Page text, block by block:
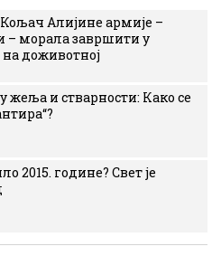
Алијине армије –
– морала завршити у
доживотној
жеља и стварности: Како се
2015. године? Свет је